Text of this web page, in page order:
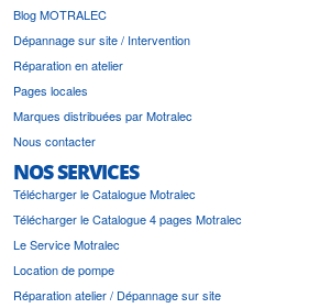
Blog MOTRALEC
Dépannage sur site / Intervention
Réparation en atelier
Pages locales
Marques distribuées par Motralec
Nous contacter
NOS SERVICES
Télécharger le Catalogue Motralec
Télécharger le Catalogue 4 pages Motralec
Le Service Motralec
Location de pompe
Réparation atelier / Dépannage sur site